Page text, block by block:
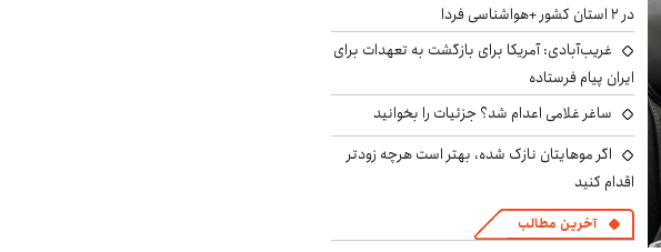
در ۲ استان کشور +هواشناسی فردا
غریب‌آبادی: آمریکا برای بازگشت به تعهدات برای
ایران پیام فرستاده
ساغر غلامی اعدام شد؟ جزئیات را بخوانید
اگر موهایتان نازک شده، بهتر است هرچه زودتر
اقدام کنید
آخرین مطالب